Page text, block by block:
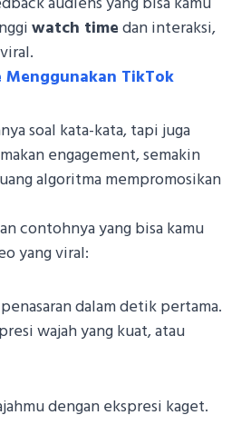
watch timedan interaksi,
Menggunakan TikTok
soal kata-kata, tapi juga
engagement, semakin
algoritma mempromosikan
contohnya yang bisa kamu
yang viral:
dalam detik pertama.
wajah yang kuat, atau
dengan ekspresi kaget.